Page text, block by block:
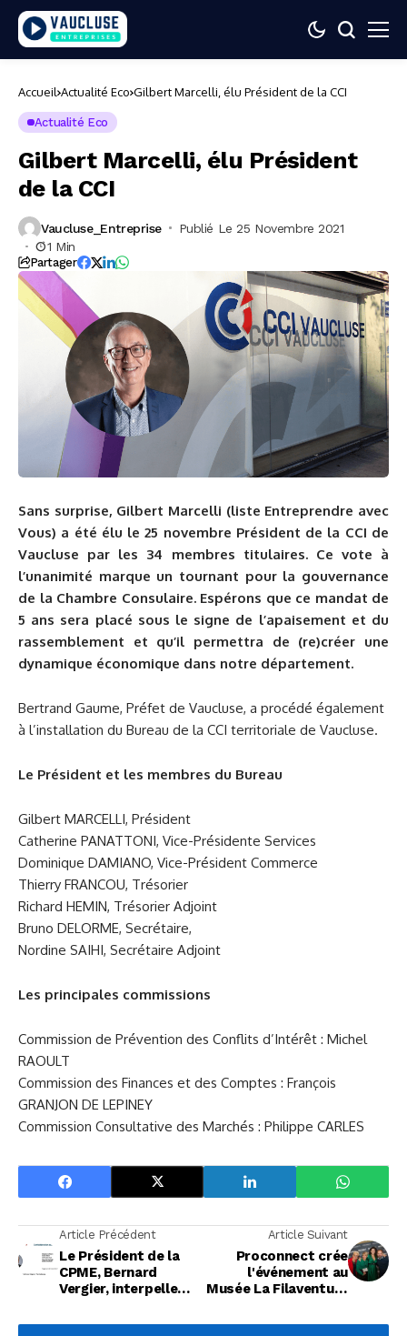
Accueil Actualité Eco Gilbert Marcelli, élu Président de la CCI
Actualité Eco
Gilbert Marcelli, élu Président
de la CCI
Vaucluse_Entreprise
Publié Le 25 Novembre 2021
1 Min
Partager
Sans surprise, Gilbert Marcelli (liste Entreprendre avec
Vous) a été élu le 25 novembre Président de la CCI de
Vaucluse par les 34 membres titulaires. Ce vote à
l’unanimité marque un tournant pour la gouvernance
de la Chambre Consulaire. Espérons que ce mandat de
5 ans sera placé sous le signe de l’apaisement et du
rassemblement et qu’il permettra de (re)créer une
dynamique économique dans notre département.
Bertrand Gaume, Préfet de Vaucluse, a procédé également
à l’installation du Bureau de la CCI territoriale de Vaucluse.
Le Président et les membres du Bureau
Gilbert MARCELLI, Président
Catherine PANATTONI, Vice-Présidente Services
Dominique DAMIANO, Vice-Président Commerce
Thierry FRANCOU, Trésorier
Richard HEMIN, Trésorier Adjoint
Bruno DELORME, Secrétaire,
Nordine SAIHI, Secrétaire Adjoint
Les principales commissions
Commission de Prévention des Conflits d’Intérêt : Michel
RAOULT
Commission des Finances et des Comptes : François
GRANJON DE LEPINEY
Commission Consultative des Marchés : Philippe CARLES
Article Précédent
Le Président de la
CPME, Bernard
Vergier, interpelle
Article Suivant
Proconnect crée
l'événement au
Musée La Filaventure